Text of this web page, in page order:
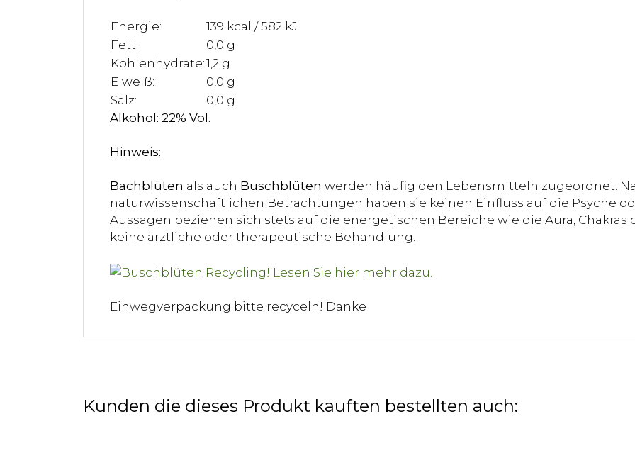
Energie:
139 kcal / 582 kJ
Fett:
0,0 g
Kohlenhydrate:1,2 g
Eiweiß:
0,0 g
Salz:
0,0 g
Alkohol: 22% Vol.
Hinweis:
Bachblüten als auch Buschblüten werden häufig den Lebensmitteln zugeordnet.
naturwissenschaftlichen Betrachtungen haben sie keinen Einfluss auf die Psyche
Aussagen beziehen sich stets auf die energetischen Bereiche wie die Aura, Chakras
keine ärztliche oder therapeutische Behandlung.
Einwegverpackung bitte recyceln! Danke
Kunden die dieses Produkt kauften bestellten auch: